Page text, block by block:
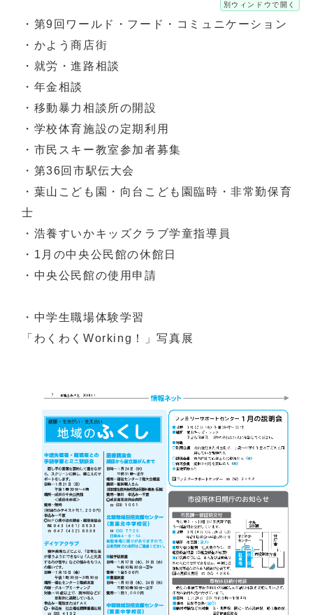
別ウィンドウで開く
・第9回ワールド・フード・コミュニケーション
・かよう商店街
・就労・進路相談
・年金相談
・移動暴力相談所の開設
・学校体育施設の定期利用
・市民スキー教室参加者募集
・第36回市駅伝大会
・葉山こども園・向台こども園臨時・非常勤保育
士
・浩養すいかキッズクラブ学童指導員
・1月の中央公民館の休館日
・中央公民館の使用申請
・中学生職場体験学習
「わくわくWorking！」写真展